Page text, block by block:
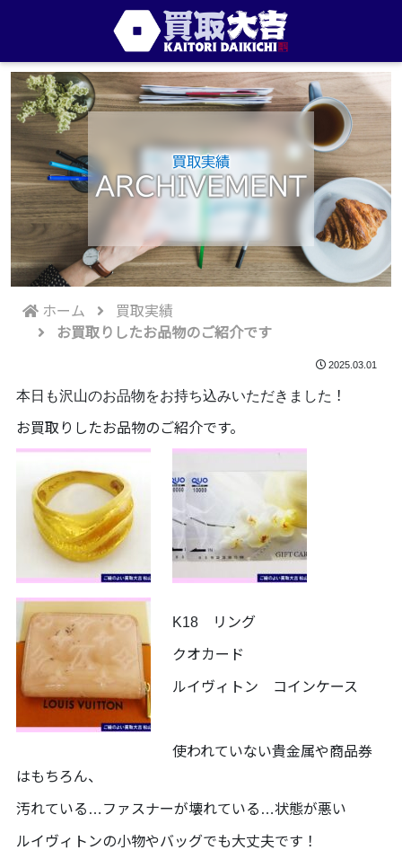
買取実績
ARCHIVEMENT
ホーム
買取実績
お買取りしたお品物のご紹介です
2025.03.01
本日も沢山のお品物をお持ち込みいただきました ！
お買取りしたお品物のご紹介です。
K18 リング
クオカード
ルイヴィトン コインケース
使われていない貴金属や商品券
はもちろん、
汚れている…ファスナーが壊れている…状態が悪い
ルイヴィトンの小物やバッグでも大丈夫です！